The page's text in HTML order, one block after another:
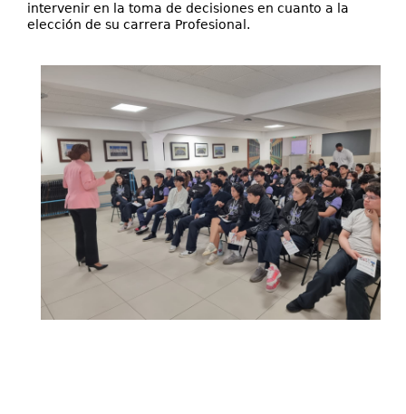
intervenir en la toma de decisiones en cuanto a la
elección de su carrera Profesional.